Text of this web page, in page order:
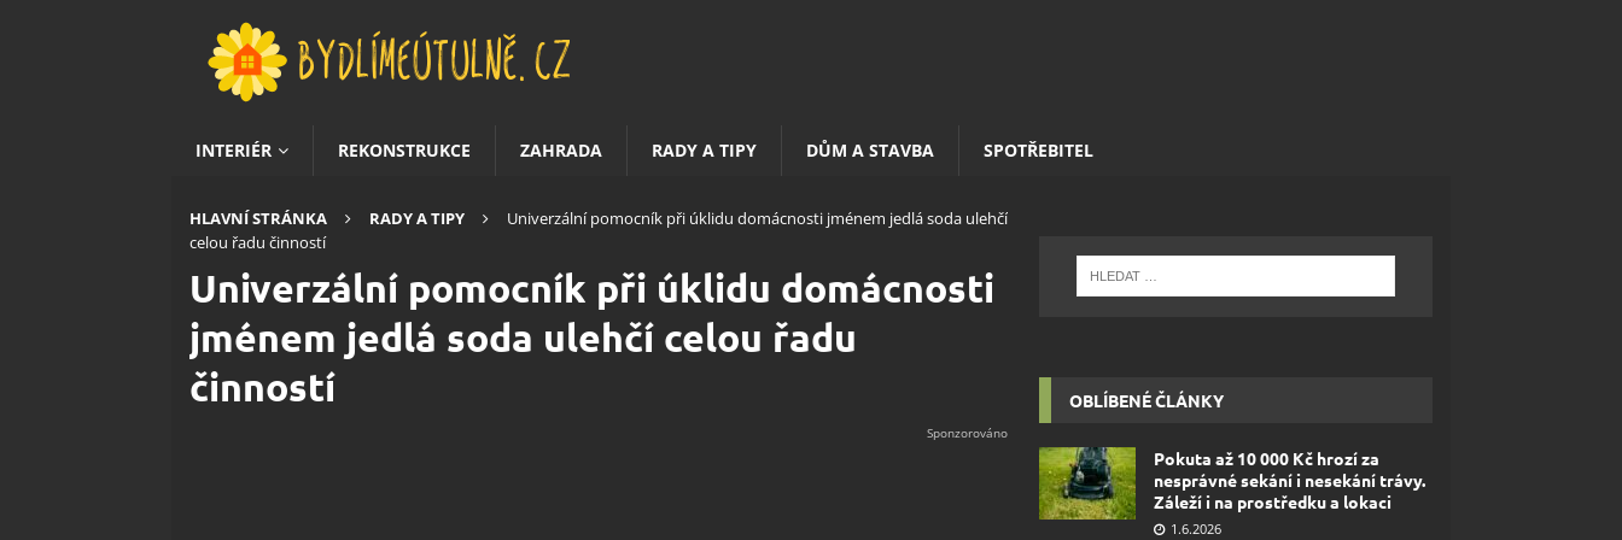
INTERIÉR REKONSTRUKCE ZAHRADA RADY A TIPY DŮM A STAVBA SPOTŘEBITEL
HLAVNÍ STRÁNKA RADY A TIPY
Univerzální pomocník při úklidu domácnosti jménem jedlá soda ulehčí
celou řadu činností
Univerzální pomocník při úklidu domácnosti
jménem jedlá soda ulehčí celou řadu
činností
OBLÍBENÉ ČLÁNKY
Pokuta až 10 000 Kč hrozí za
nesprávné sekání i nesekání trávy.
Záleží i na prostředku a lokaci
1.6.2026